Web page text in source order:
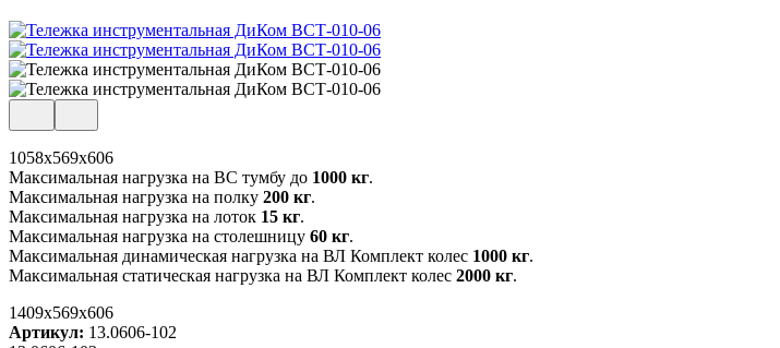
1058х569х606
Максимальная нагрузка на ВС тумбу до 1000 кг.
Максимальная нагрузка на полку 200 кг.
Максимальная нагрузка на лоток 15 кг.
Максимальная нагрузка на столешницу 60 кг.
Максимальная динамическая нагрузка на ВЛ Комплект колес 1000 кг.
Максимальная статическая нагрузка на ВЛ Комплект колес 2000 кг.
1409x569x606
Артикул: 13.0606-102